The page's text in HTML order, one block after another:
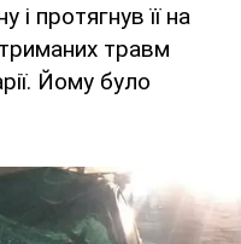
і протягнув її на
травм
Йому було